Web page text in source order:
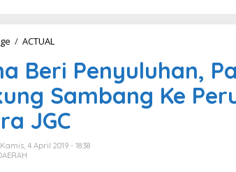
/ ACTUAL
n
a
B
e
r
i
P
Beri Penyuluhan,
Sambang Ke
JGC
Kamis, 4 April 2019 - 18:38